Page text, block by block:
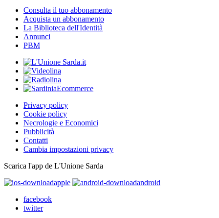
Consulta il tuo abbonamento
Acquista un abbonamento
La Biblioteca dell'Identità
Annunci
PBM
Privacy policy
Cookie policy
Necrologie e Economici
Pubblicità
Contatti
Cambia impostazioni privacy
Scarica l'app de L'Unione Sarda
apple
android
facebook
twitter